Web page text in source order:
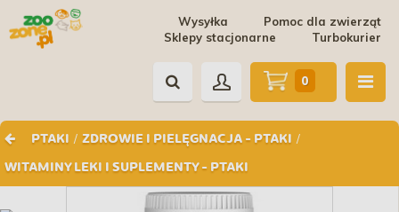
Pomoc dla zwierząt
Wysyłka
Turbokurier
Sklepy stacjonarne
PTAKI / ZDROWIE I PIELĘGNACJA - PTAKI /
WITAMINY LEKI I SUPLEMENTY - PTAKI
0